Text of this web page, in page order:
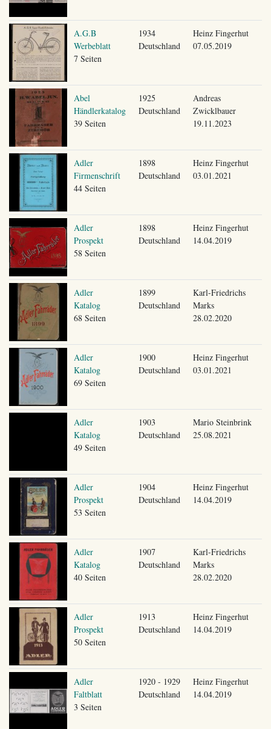
A.G.B
Werbeblatt
7 Seiten
1934
Deutschland
Heinz Fingerhut
07.05.2019
Abel
Händlerkatalog
39 Seiten
1925
Deutschland
Andreas
Zwicklbauer
19.11.2023
Adler
Firmenschrift
44 Seiten
1898
Deutschland
Heinz Fingerhut
03.01.2021
Adler
Prospekt
58 Seiten
1898
Deutschland
Heinz Fingerhut
14.04.2019
Adler
Katalog
68 Seiten
1899
Deutschland
Karl-Friedrichs
Marks
28.02.2020
Adler
Katalog
69 Seiten
1900
Deutschland
Heinz Fingerhut
03.01.2021
Adler
Katalog
49 Seiten
1903
Deutschland
Mario Steinbrink
25.08.2021
Adler
Prospekt
53 Seiten
1904
Deutschland
Heinz Fingerhut
14.04.2019
Adler
Katalog
40 Seiten
1907
Deutschland
Karl-Friedrichs
Marks
28.02.2020
Adler
Prospekt
50 Seiten
1913
Deutschland
Heinz Fingerhut
14.04.2019
Adler
Faltblatt
3 Seiten
1920 - 1929
Deutschland
Heinz Fingerhut
14.04.2019